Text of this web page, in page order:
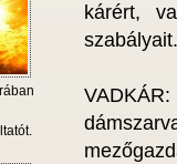
kárért,
szabályait.